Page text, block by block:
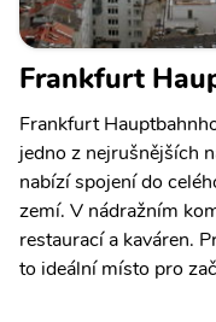
Frankfurt
Frankfurt
jedno z nejrušnějších
nabízí spojení do
zemí. V nádražním
restaurací a kaváren.
to ideální místo pro